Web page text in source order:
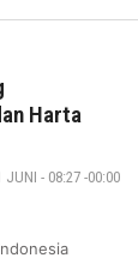
Harta
JUNI - 08:27 -00:00